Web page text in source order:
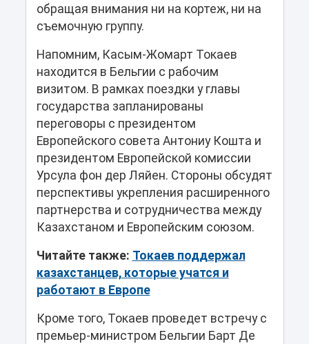
обращая внимания ни на кортеж, ни на
съемочную группу.
Напомним, Касым-Жомарт Токаев
находится в Бельгии с рабочим
визитом. В рамках поездки у главы
государства запланированы
переговоры с президентом
Европейского совета Антониу Кошта и
президентом Европейской комиссии
Урсула фон дер Ляйен. Стороны обсудят
перспективы укрепления расширенного
партнерства и сотрудничества между
Казахстаном и Европейским союзом.
Читайте также: Токаев поддержал
казахстанцев, которые учатся и
работают в Европе
Кроме того, Токаев проведет встречу с
премьер-министром Бельгии Барт Де